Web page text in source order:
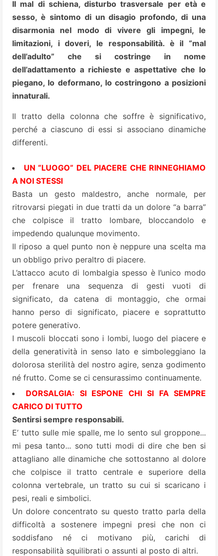
Il mal di schiena, disturbo trasversale per età e
sesso, è sintomo di un disagio profondo, di una
disarmonia nel modo di vivere gli impegni, le
limitazioni, i doveri, le responsabilità. è il “mal
dell’adulto” che si costringe in nome
dell’adattamento a richieste e aspettative che lo
piegano, lo deformano, lo costringono a posizioni
innaturali.
Il tratto della colonna che soffre è significativo,
perché a ciascuno di essi si associano dinamiche
differenti.
UN “LUOGO” DEL PIACERE CHE RINNEGHIAMO
A NOI STESSI
Basta un gesto maldestro, anche normale, per
ritrovarsi piegati in due tratti da un dolore “a barra”
che colpisce il tratto lombare, bloccandolo e
impedendo qualunque movimento.
Il riposo a quel punto non è neppure una scelta ma
un obbligo privo peraltro di piacere.
L’attacco acuto di lombalgia spesso è l’unico modo
per frenare una sequenza di gesti vuoti di
significato, da catena di montaggio, che ormai
hanno perso di significato, piacere e soprattutto
potere generativo.
I muscoli bloccati sono i lombi, luogo del piacere e
della generatività in senso lato e simboleggiano la
dolorosa sterilità del nostro agire, senza godimento
né frutto. Come se ci censurassimo continuamente.
DORSALGIA: SI ESPONE CHI SI FA SEMPRE
CARICO DI TUTTO
Sentirsi sempre responsabili.
E’ tutto sulle mie spalle, me lo sento sul groppone...
mi pesa tanto... sono tutti modi di dire che ben si
attagliano alle dinamiche che sottostanno al dolore
che colpisce il tratto centrale e superiore della
colonna vertebrale, un tratto su cui si scaricano i
pesi, reali e simbolici.
Un dolore concentrato su questo tratto parla della
difficoltà a sostenere impegni presi che non ci
soddisfano né ci motivano più, carichi di
responsabilità squilibrati o assunti al posto di altri.